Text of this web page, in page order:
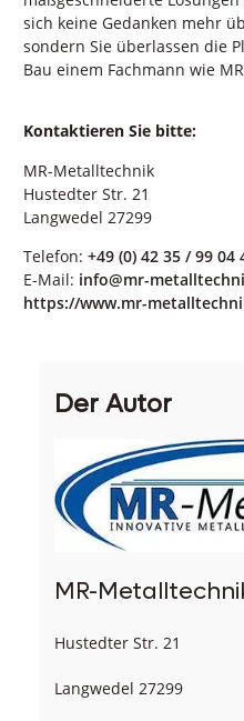
sich keine Gedanken mehr
sondern Sie überlassen die
Bau einem Fachmann wie
Kontaktieren Sie bitte:
MR-Metalltechnik
Hustedter Str. 21
Langwedel 27299
Telefon: +49 (0) 42 35 / 99 04
E-Mail: info@mr-
https://www.mr-
Der Autor
MR-
Hustedter Str. 21
Langwedel 27299